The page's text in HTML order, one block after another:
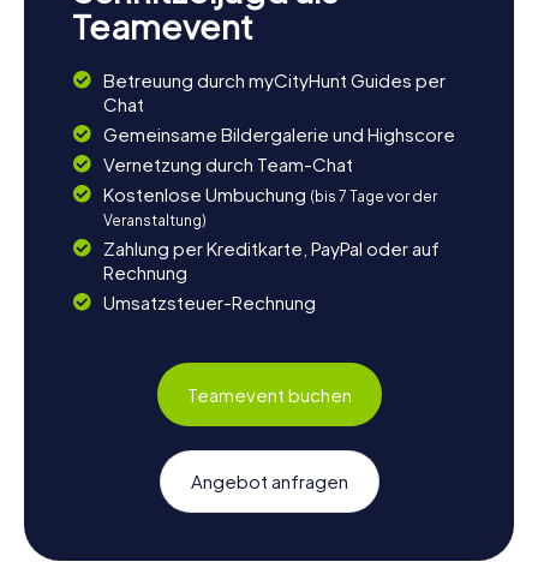
Teamevent
Betreuung durch myCityHunt Guides per
Chat
Gemeinsame Bildergalerie und Highscore
Vernetzung durch Team-Chat
Kostenlose Umbuchung (bis 7 Tage vor der
Veranstaltung)
Zahlung per Kreditkarte, PayPal oder auf
Rechnung
Umsatzsteuer-Rechnung
Teamevent buchen
Angebot anfragen